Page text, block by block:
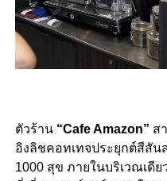
ตัวร้าน “Cafe Amazon” ส
อิงลิชคอทเทจประยุกต์สีสั
1000 สุข ภายในบริเวณเดี